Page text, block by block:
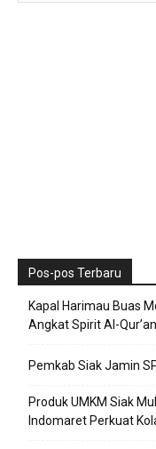
Pos-pos Terbaru
Kapal Harimau Buas
Angkat Spirit Al-
Pemkab Siak Jamin
Produk UMKM Siak
Indomaret Perkuat